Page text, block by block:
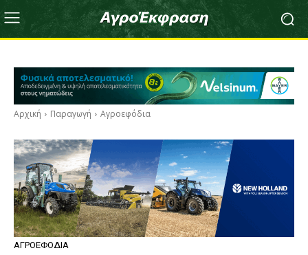
Αρχική Παραγωγή Αγροεφόδια
ΑΓΡΟΕΦΌΔΙΑ